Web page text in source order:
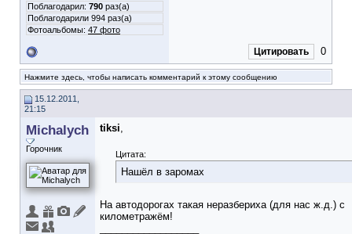
Поблагодарил: 790 раз(а)
Поблагодарили 994 раз(а)
Фотоальбомы: 47 фото
Цитировать 0
Нажмите здесь, чтобы написать комментарий к этому сообщению
15.12.2011,
21:15
Michalych
Горочник
tiksi,
Цитата:
Нашёл в заромах
На автодорогах такая неразбериха (для нас ж.д.) с
километражём!